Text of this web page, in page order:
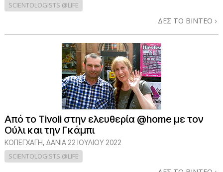
SCIENTOLOGISTS @LIFE
ΔΕΣ ΤΟ ΒΙΝΤΕΟ
Από το Tivoli στην ελευθερία @home με τον
Ούλι και την Γκάμπι
ΚΟΠΕΓΧΆΓΗ, ΔΑΝΊΑ 22 ΙΟΥΛΙΟΥ 2022
SCIENTOLOGISTS @LIFE